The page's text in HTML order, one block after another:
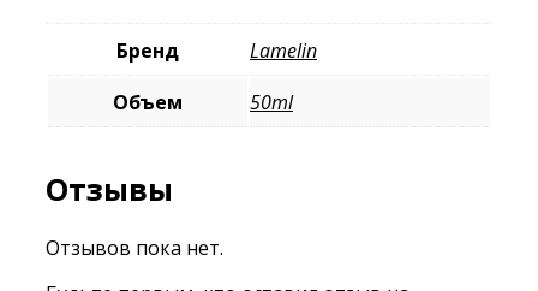
Бренд
Lamelin
Объем
50ml
Отзывы
Отзывов пока нет.